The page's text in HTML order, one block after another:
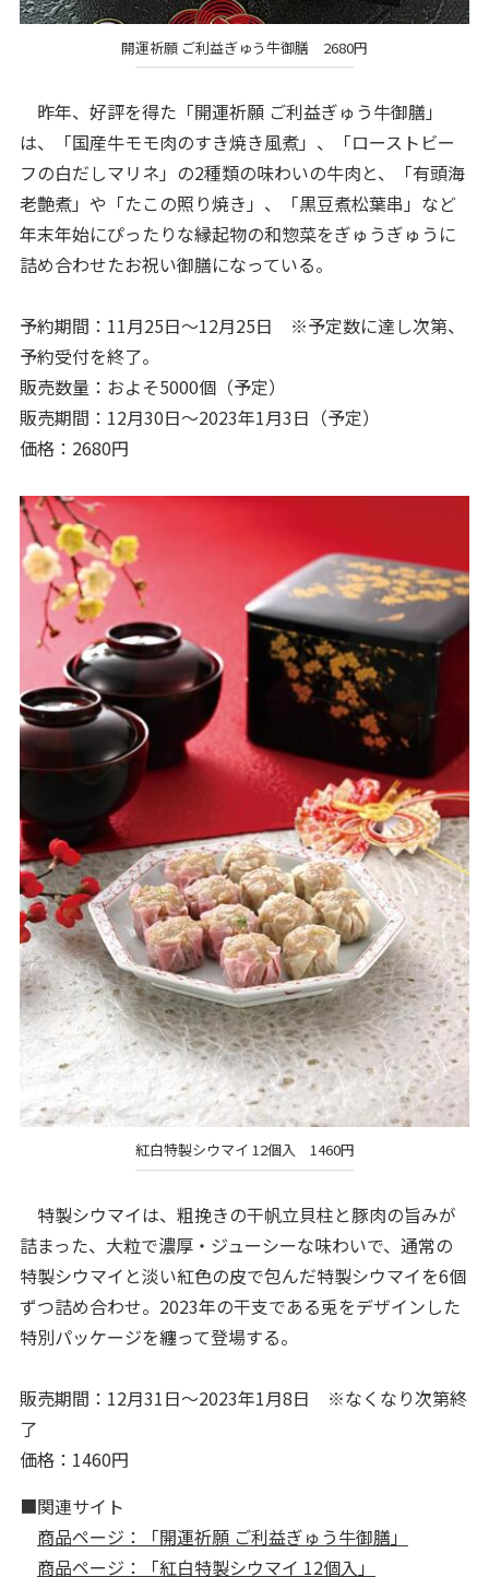
開運祈願 ご利益ぎゅう牛御膳 2680円
昨年、好評を得た「開運祈願 ご利益ぎゅう牛御膳」
は、「国産牛モモ肉のすき焼き風煮」、「ローストビー
フの白だしマリネ」の2種類の味わいの牛肉と、「有頭海
老艶煮」や「たこの照り焼き」、「黒豆煮松葉串」など
年末年始にぴったりな縁起物の和惣菜をぎゅうぎゅうに
詰め合わせたお祝い御膳になっている。
予約期間：11月25日～12月25日 ※予定数に達し次第、
予約受付を終了。
販売数量：およそ5000個（予定）
販売期間：12月30日～2023年1月3日（予定）
価格：2680円
紅白特製シウマイ 12個入 1460円
特製シウマイは、粗挽きの干帆立貝柱と豚肉の旨みが
詰まった、大粒で濃厚・ジューシーな味わいで、通常の
特製シウマイと淡い紅色の皮で包んだ特製シウマイを6個
ずつ詰め合わせ。2023年の干支である兎をデザインした
特別パッケージを纏って登場する。
販売期間：12月31日～2023年1月8日 ※なくなり次第終
了
価格：1460円
■関連サイト
商品ページ：「開運祈願 ご利益ぎゅう牛御膳」
商品ページ：「紅白特製シウマイ 12個入」